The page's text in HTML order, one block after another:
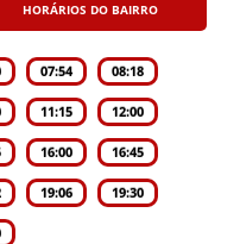
HORÁRIOS DO BAIRRO
07:54 08:18
11:15 12:00
16:00 16:45
19:06 19:30